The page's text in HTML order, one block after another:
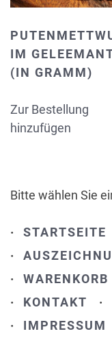
IM
(IN GRAMM)
Zur Bestellung
hinzufügen
Bitte wählen Sie
· STARTSEITE
·
·
WARENKORB
·
KONTAKT ·
·
IMPRESSUM